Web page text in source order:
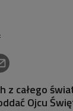
z całego
Ojcu